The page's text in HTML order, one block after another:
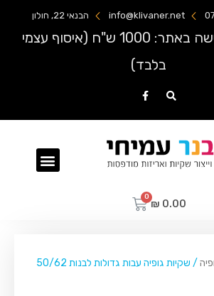
info@klivaner.net הבנאי 22, חולון
מינימום רכישה באתר: 1000 ש"ח (איסוף עצמי
בלבד)
₪ 0.00
/ שקיות גופיה עבות גדולות לבנות 50/62